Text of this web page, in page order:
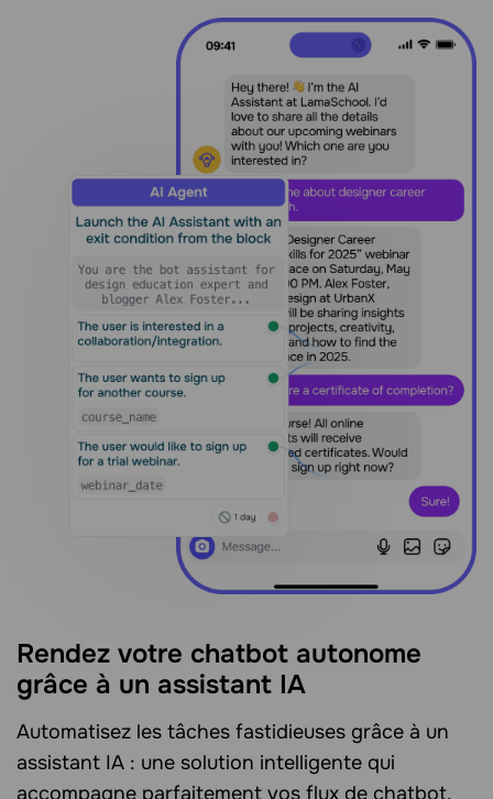
Rendez votre chatbot autonome
grâce à un assistant IA
Automatisez les tâches fastidieuses grâce à un
assistant IA : une solution intelligente qui
accompagne parfaitement vos flux de chatbot.